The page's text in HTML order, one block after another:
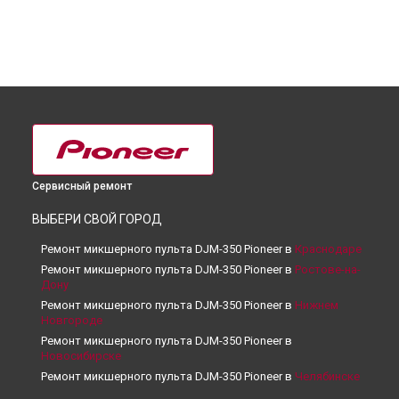
Сервисный ремонт
ВЫБЕРИ СВОЙ ГОРОД
Ремонт микшерного пульта DJM-350 Pioneer в Краснодаре
Ремонт микшерного пульта DJM-350 Pioneer в Ростове-на-
Дону
Ремонт микшерного пульта DJM-350 Pioneer в Нижнем
Новгороде
Ремонт микшерного пульта DJM-350 Pioneer в
Новосибирске
Ремонт микшерного пульта DJM-350 Pioneer в Челябинске